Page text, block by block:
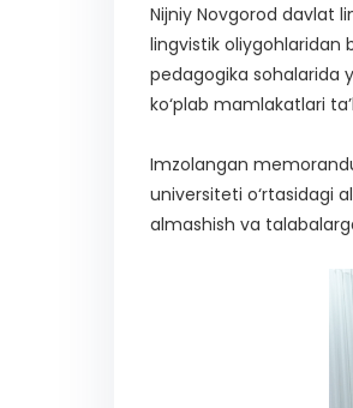
Nijniy Novgorod davlat
lingvistik oliygohlaridan
pedagogika sohalarida
ko‘plab mamlakatlari
Imzolangan
universiteti o‘rtasidagi
almashish va